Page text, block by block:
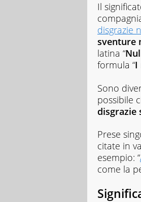
Il
disgrazie
sventure
latina “
formula “I
Sono
possibile
disgrazie
Prese
citate in
esempio: “
come la